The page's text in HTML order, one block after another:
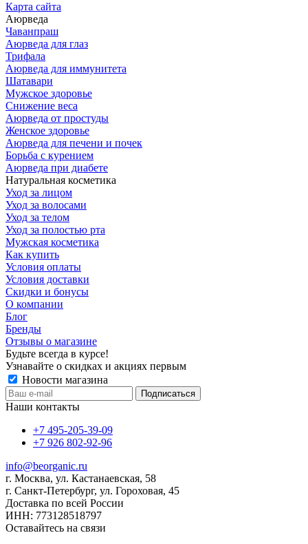
Карта сайта
Аюрведа
Чаванпраш
Аюрведа для глаз
Трифала
Аюрведа для иммунитета
Шатавари
Мужское здоровье
Снижение веса
Аюрведа от простуды
Женское здоровье
Аюрведа для печени и почек
Борьба с курением
Аюрведа при диабете
Натуральная косметика
Уход за лицом
Уход за волосами
Уход за телом
Уход за полостью рта
Мужская косметика
Как купить
Условия оплаты
Условия доставки
Скидки и бонусы
О компании
Блог
Бренды
Отзывы о магазине
Будьте всегда в курсе!
Узнавайте о скидках и акциях первым
Новости магазина
Наши контакты
+7 495-205-39-09
+7 926 802-92-96
info@beorganic.ru
г. Москва, ул. Кастанаевская, 58
г. Санкт-Петербург, ул. Гороховая, 45
Доставка по всей России
ИНН: 773128518797
Оставайтесь на связи